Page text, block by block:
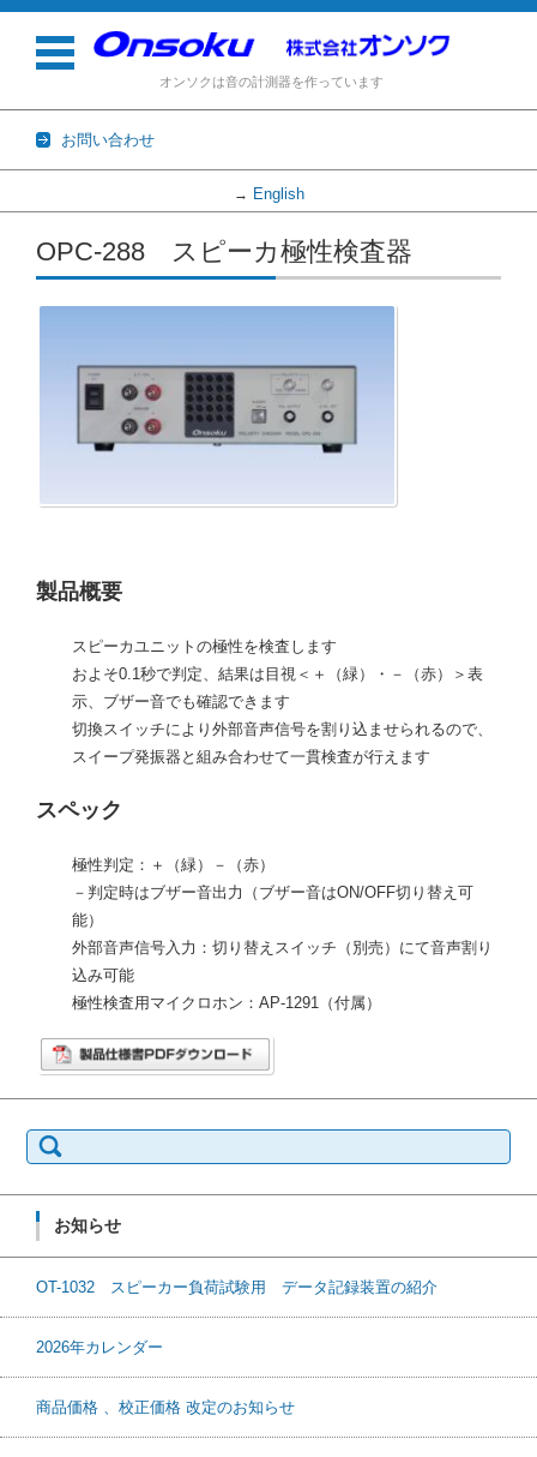
オンソクは音の計測器を作っています
お問い合わせ
→ English
コンテンツに移動
OPC-288 スピーカ極性検査器
製品概要
スピーカユニットの極性を検査します
およそ0.1秒で判定、結果は目視＜＋（緑）・－（赤）＞表
示、ブザー音でも確認できます
切換スイッチにより外部音声信号を割り込ませられるので、
スイープ発振器と組み合わせて一貫検査が行えます
スペック
極性判定：＋（緑）－（赤）
－判定時はブザー音出力（ブザー音はON/OFF切り替え可
能）
外部音声信号入力：切り替えスイッチ（別売）にて音声割り
込み可能
極性検査用マイクロホン：AP-1291（付属）
索:
お知らせ
OT-1032 スピーカー負荷試験用 データ記録装置の紹介
2026年カレンダー
商品価格 、校正価格 改定のお知らせ